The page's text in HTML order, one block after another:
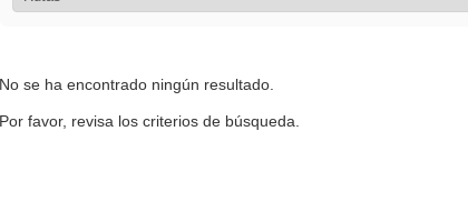
No se ha encontrado ningún resultado.
Por favor, revisa los criterios de búsqueda.